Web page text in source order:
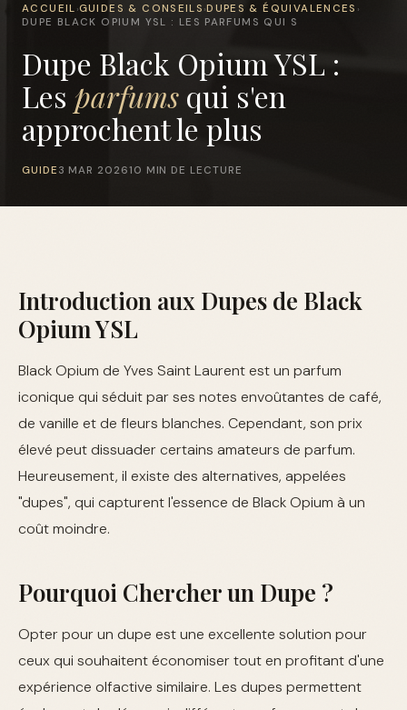
ACCUEIL ›GUIDES & CONSEILS ›DUPES & ÉQUIVALENCES ›
DUPE BLACK OPIUM YSL : LES PARFUMS QUI S
Dupe Black Opium YSL :
Les parfums qui s'en
approchent le plus
GUIDE 3 MAR 202610 MIN DE LECTURE
Introduction aux Dupes de Black
Opium YSL
Black Opium de Yves Saint Laurent est un parfum
iconique qui séduit par ses notes envoûtantes de café,
de vanille et de fleurs blanches. Cependant, son prix
élevé peut dissuader certains amateurs de parfum.
Heureusement, il existe des alternatives, appelées
"dupes", qui capturent l'essence de Black Opium à un
coût moindre.
Pourquoi Chercher un Dupe ?
Opter pour un dupe est une excellente solution pour
ceux qui souhaitent économiser tout en profitant d'une
expérience olfactive similaire. Les dupes permettent